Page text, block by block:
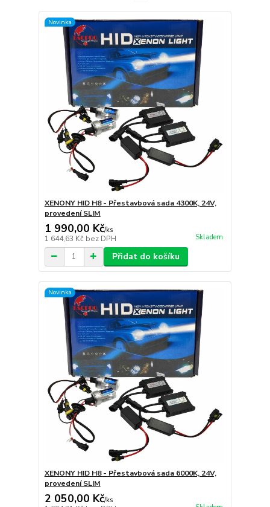
Novinka
XENONY HID H8 - Přestavbová sada 4300K, 24V,
provedení SLIM
1 990,00 Kč/ks
1 644,63 Kč bez DPH Skladem
Přidat do košíku
Novinka
XENONY HID H8 - Přestavbová sada 6000K, 24V,
provedení SLIM
2 050,00 Kč/ks